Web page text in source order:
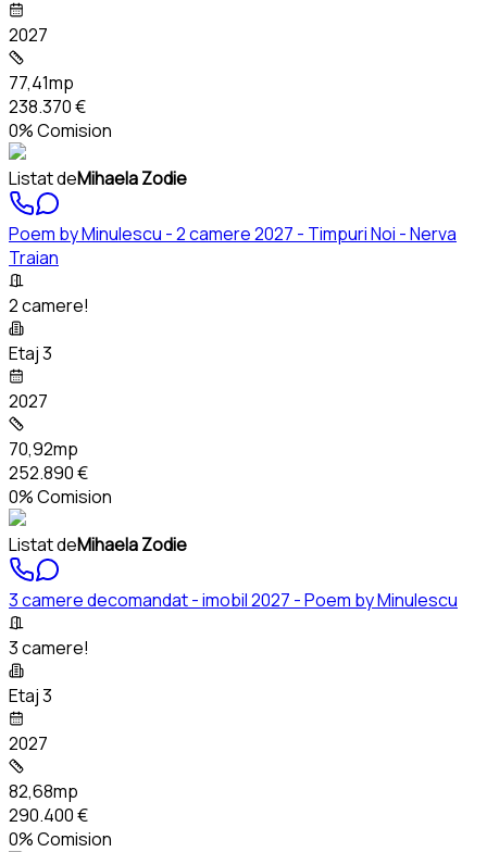
2027
77,41mp
238.370 €
0% Comision
Listat deMihaela Zodie
Poem by Minulescu - 2 camere 2027 - Timpuri Noi - Nerva
Traian
2 camere!
Etaj 3
2027
70,92mp
252.890 €
0% Comision
Listat deMihaela Zodie
3 camere decomandat - imobil 2027 - Poem by Minulescu
3 camere!
Etaj 3
2027
82,68mp
290.400 €
0% Comision